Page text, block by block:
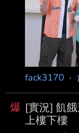
群，稍早兩
汝受訪，邊
張，私下就
的」，她則
fack3170 ·
爆 [實況] 飢
上樓下樓